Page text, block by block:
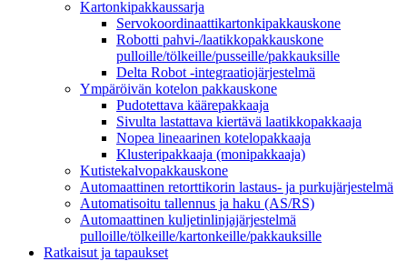
Kartonkipakkaussarja
Servokoordinaattikartonkipakkauskone
Robotti pahvi-/laatikkopakkauskone
pulloille/tölkeille/pusseille/pakkauksille
Delta Robot -integraatiojärjestelmä
Ympäröivän kotelon pakkauskone
Pudotettava käärepakkaaja
Sivulta lastattava kiertävä laatikkopakkaaja
Nopea lineaarinen kotelopakkaaja
Klusteripakkaaja (monipakkaaja)
Kutistekalvopakkauskone
Automaattinen retorttikorin lastaus- ja purkujärjestelmä
Automatisoitu tallennus ja haku (AS/RS)
Automaattinen kuljetinlinjajärjestelmä
pulloille/tölkeille/kartonkeille/pakkauksille
Ratkaisut ja tapaukset